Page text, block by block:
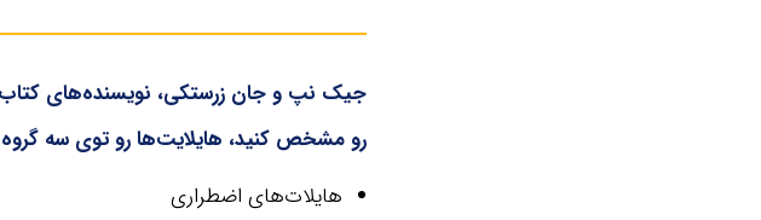
جیک نپ و جان زرستکی، نویسنده‌های کتاب
رو مشخص کنید، هایلایت‌ها رو توی سه
هایلات‌های اضطراری